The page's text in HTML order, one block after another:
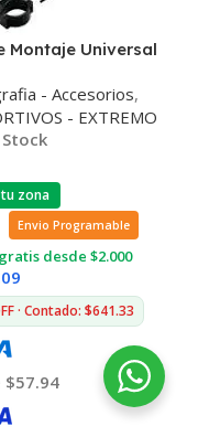
Montaje Universal
- Accesorios,
- EXTREMO
Stock
zona
Envio Programable
desde $2.000
· Contado: $641.33
$57.94